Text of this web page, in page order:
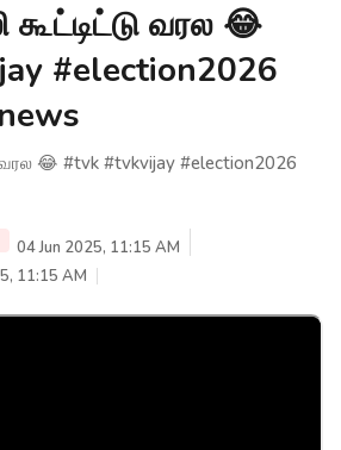
வரல 😂
#election2026
😂 #tvk #tvkvijay #election2026
04 Jun 2025, 11:15 AM
11:15 AM